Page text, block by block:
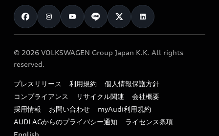
カタログ一覧
車検 / 定期点検
e-tronアフターサポート
myAudi
クオリティ
保証
メンテナンス
ファイナンス
キャンペーン / イベント
買取査定
お知らせ
オーナー様向けキャンペーン
特定整備適用車一覧
リサイクル法
よくある質問（FAQ）
© 2026 VOLKSWAGEN Group Japan K.K. All rights
reserved.
プレスリリース 利用規約
個人情報保護方針
コンプライアンス
リサイクル関連
会社概要
採用情報
お問い合わせ
myAudi利用規約
AUDI AGからのプライバシー通知
ライセンス条項
English